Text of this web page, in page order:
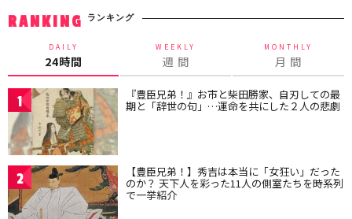
RANKING ランキング
DAILY
24時間
WEEKLY
週 間
MONTHLY
月 間
1 『豊臣兄弟！』お市と柴田勝家、自刃しての最
期と「辞世の句」…運命を共にした２人の悲劇
2 【豊臣兄弟！】秀吉は本当に「女狂い」だった
のか？ 天下人を彩った11人の側室たちを時系列
で一挙紹介